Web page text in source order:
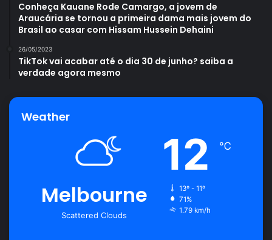
Conheça Kauane Rode Camargo, a jovem de
Araucária se tornou a primeira dama mais jovem do
Brasil ao casar com Hissam Hussein Dehaini
26/05/2023
TikTok vai acabar até o dia 30 de junho? saiba a
verdade agora mesmo
Weather
Melbourne
Scattered Clouds
12 ℃
13º - 11º
71%
1.79 km/h